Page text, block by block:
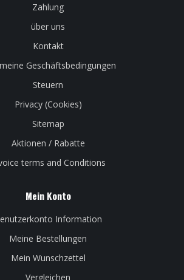
Zahlung
über uns
Kontakt
Geschäftsbedingungen
Steuern
Privacy (Cookies)
Sitemap
Aktionen / Rabatte
terms and Conditions
Mein Konto
Information
Meine Bestellungen
Mein Wunschzettel
Vergleichen